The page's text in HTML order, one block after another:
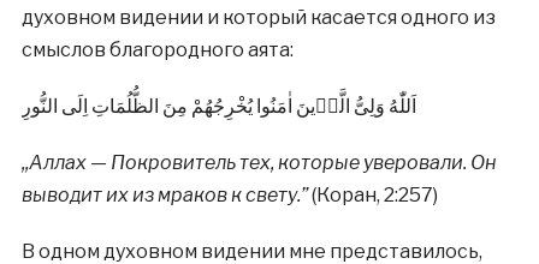
духовном видении и который касается одного из
смыслов благородного аята:
اَللّٰهُ وَلِىُّ الَّذٖينَ اٰمَنُوا يُخْرِجُهُمْ مِنَ الظُّلُمَاتِ اِلَى النُّورِ
,,Аллах — Покровитель тех, которые уверовали. Он
выводит их из мраков к свету.”(Коран, 2:257)
В одном духовном видении мне представилось,